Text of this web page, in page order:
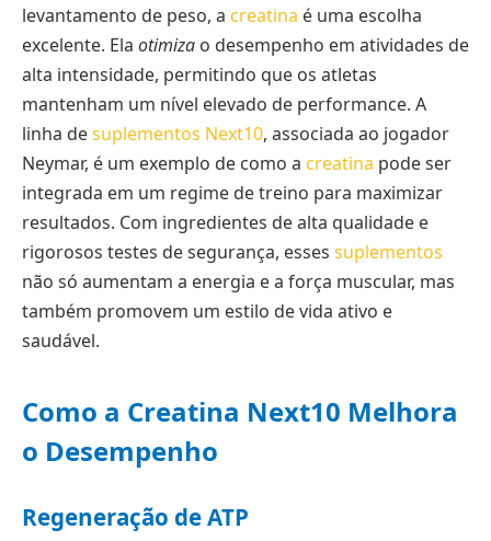
levantamento de peso, a creatina é uma escolha
excelente. Ela otimiza o desempenho em atividades de
alta intensidade, permitindo que os atletas
mantenham um nível elevado de performance. A
linha desuplementos Next10, associada ao jogador
Neymar, é um exemplo de como a creatina pode ser
integrada em um regime de treino para maximizar
resultados. Com ingredientes de alta qualidade e
rigorosos testes de segurança, esses suplementos
não só aumentam a energia e a força muscular, mas
também promovem um estilo de vida ativo e
saudável.
Como a Creatina Next10 Melhora
o Desempenho
Regeneração de ATP